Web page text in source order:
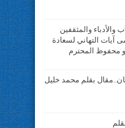
والمثقفين
آيات التهاني لسعادة
محفوظ المحترم
بقلم محمد خليل